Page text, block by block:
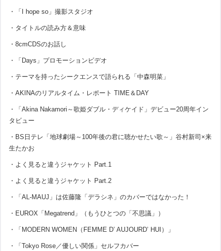
・「I hope so」撮影スタジオ
・タイトルの読み方＆意味
・8cmCDSのお話し
・「Days」プロモーションビデオ
・テーマを持ったシークエンスで語られる「中森明菜」
・AKINAのリアルタイム・レポート TIME＆DAY
・「Akina Nakamori～歌姫ダブル・ディケイド」デビュー20周年イン
タビュー
・BS日テレ「地球劇場～100年後の君に聴かせたい歌～」谷村新司×来
生たかお
・よく見ると違うジャケット Part.1
・よく見ると違うジャケット Part.2
・「AL-MAUJ」は佐藤隆「デラシネ」のカバーではなかった！
・EUROX「Megatrend」（もうひとつの「不思議」）
・「MODERN WOMEN（FEMME D’ AUJOURD’ HUI）」
・「Tokyo Rose／優しい関係」セルフカバー